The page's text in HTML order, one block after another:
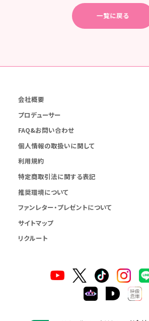
一覧に戻る
会社概要
プロデューサー
FAQ&お問い合わせ
個人情報の取扱いに関して
利用規約
特定商取引法に関する表記
推奨環境について
ファンレター・プレゼントについて
サイトマップ
リクルート